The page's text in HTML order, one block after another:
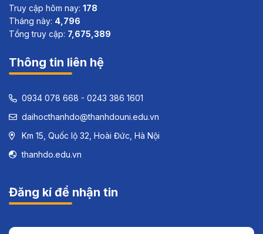
Truy cập hôm nay: 178
Tháng này: 4,796
Tổng truy cập: 7,675,389
Thông tin liên hệ
0934 078 668 - 0243 386 1601
daihocthanhdo@thanhdouni.edu.vn
Km 15, Quốc lộ 32, Hoài Đức, Hà Nội
thanhdo.edu.vn
Đăng kí để nhận tin